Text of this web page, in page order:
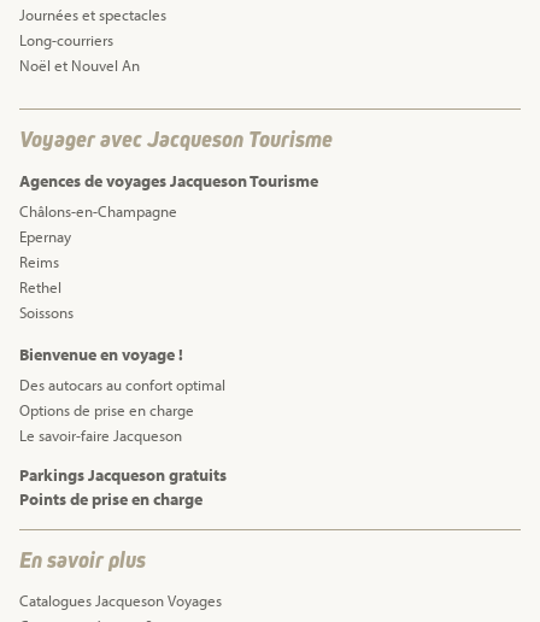
Journées et spectacles
Long-courriers
Noël et Nouvel An
Voyager avec Jacqueson Tourisme
Agences de voyages Jacqueson Tourisme
Châlons-en-Champagne
Epernay
Reims
Rethel
Soissons
Bienvenue en voyage !
Des autocars au confort optimal
Options de prise en charge
Le savoir-faire Jacqueson
Parkings Jacqueson gratuits
Points de prise en charge
En savoir plus
Catalogues Jacqueson Voyages